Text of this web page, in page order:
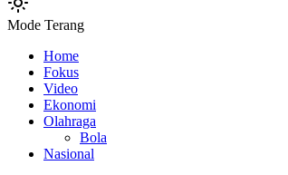
Mode Terang
Home
Fokus
Video
Ekonomi
Olahraga
Bola
Nasional